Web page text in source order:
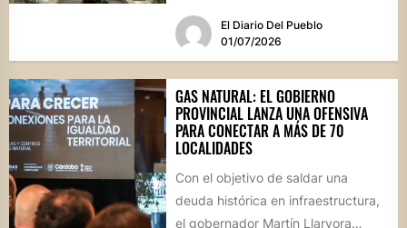
una revalorización...
El Diario Del Pueblo
01/07/2026
GAS NATURAL: EL GOBIERNO
PROVINCIAL LANZA UNA OFENSIVA
PARA CONECTAR A MÁS DE 70
LOCALIDADES
Con el objetivo de saldar una
deuda histórica en infraestructura,
el gobernador Martín Llaryora